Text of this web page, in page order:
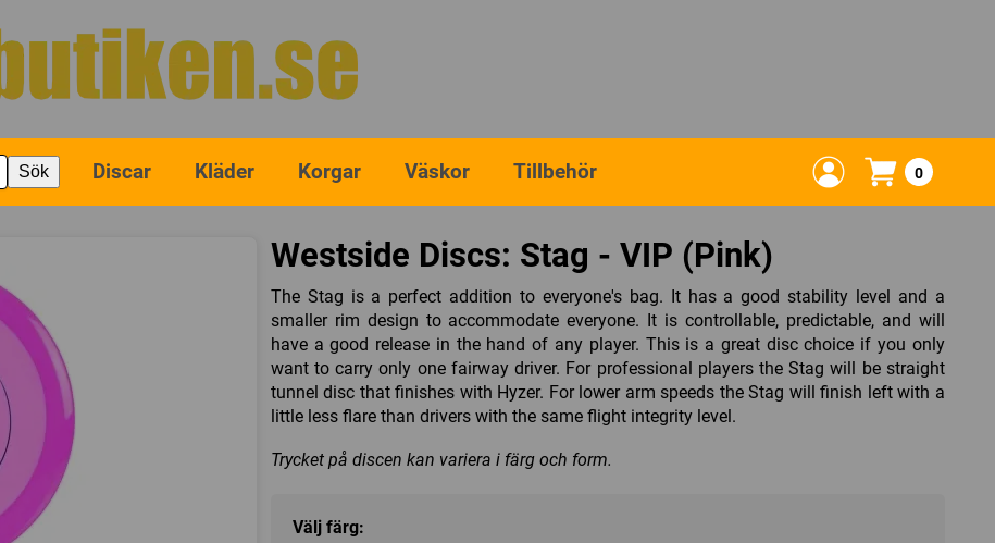
Sök Discar Kläder Korgar Väskor Tillbehör 0
Westside Discs: Stag - VIP (Pink)
The Stag is a perfect addition to everyone's bag. It has a good stability level and a
smaller rim design to accommodate everyone. It is controllable, predictable, and will
have a good release in the hand of any player. This is a great disc choice if you only
want to carry only one fairway driver. For professional players the Stag will be straight
tunnel disc that finishes with Hyzer. For lower arm speeds the Stag will finish left with a
little less flare than drivers with the same flight integrity level.
Trycket på discen kan variera i färg och form.
Välj färg: